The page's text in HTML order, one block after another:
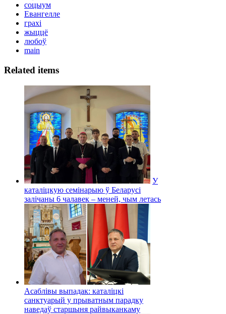
соцыум
Евангелле
грахі
жыццё
любоў
main
Related items
У
каталіцкую семінарыю ў Беларусі
залічаны 6 чалавек – меней, чым летась
Асаблівы выпадак: каталіцкі
санктуарый у прыватным парадку
наведаў старшыня райвыканкаму